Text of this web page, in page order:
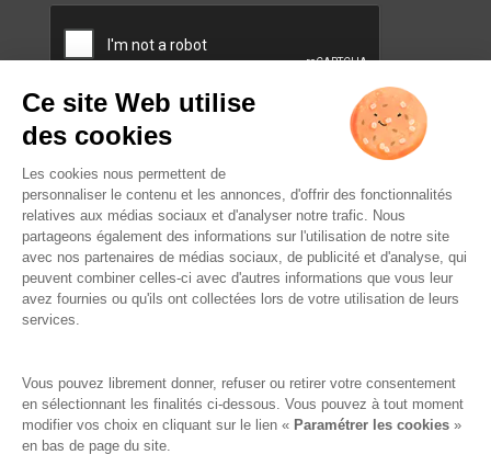
MODÉRATION.
Famille Lafage